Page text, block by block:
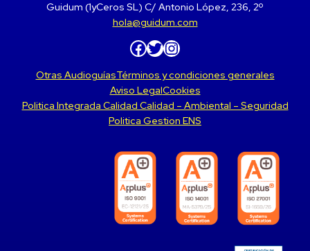
Guidum (1yCeros SL) C/ Antonio López, 236, 2º
hola@guidum.com
Facebook Twitter Instagram
Otras AudioguíasTérminos y condiciones generales
Aviso LegalCookies
Politica Integrada Calidad Calidad – Ambiental – Seguridad
Politica Gestion ENS